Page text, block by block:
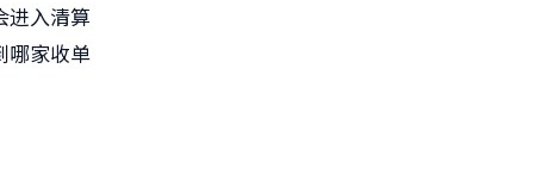
进入清算
哪家收单